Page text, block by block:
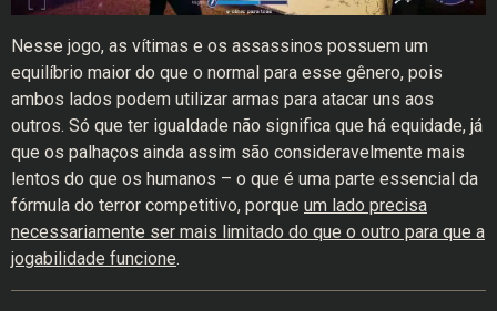
Nesse jogo, as vítimas e os assassinos possuem um
equilíbrio maior do que o normal para esse gênero, pois
ambos lados podem utilizar armas para atacar uns aos
outros. Só que ter igualdade não significa que há equidade, já
que os palhaços ainda assim são consideravelmente mais
lentos do que os humanos – o que é uma parte essencial da
fórmula do terror competitivo, porque um lado precisa
necessariamente ser mais limitado do que o outro para que a
jogabilidade funcione.